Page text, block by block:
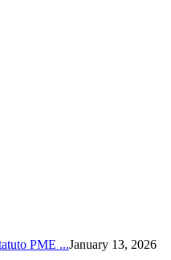
PME ...January 13, 2026